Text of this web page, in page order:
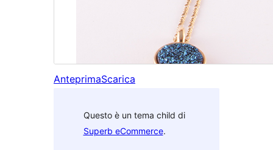
AnteprimaScarica
Questo è un tema child di
Superb eCommerce.